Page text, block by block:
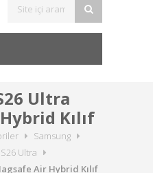
Ultra
Kılıf
Samsung
Ultra
Air Hybrid Kılıf